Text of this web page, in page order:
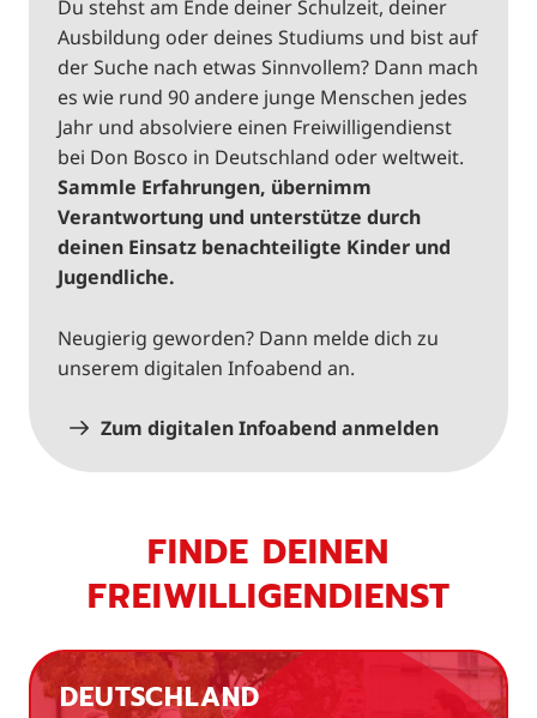
Du stehst am Ende deiner Schulzeit, deiner
Ausbildung oder deines Studiums und bist auf
der Suche nach etwas Sinnvollem? Dann mach
es wie rund 90 andere junge Menschen jedes
Jahr und absolviere einen Freiwilligendienst
bei Don Bosco in Deutschland oder weltweit.
Sammle Erfahrungen, übernimm
Verantwortung und unterstütze durch
deinen Einsatz benachteiligte Kinder und
Jugendliche.
Neugierig geworden? Dann melde dich zu
unserem digitalen Infoabend an.
Zum digitalen Infoabend anmelden
FINDE DEINEN
FREIWILLIGENDIENST
DEUTSCHLAND